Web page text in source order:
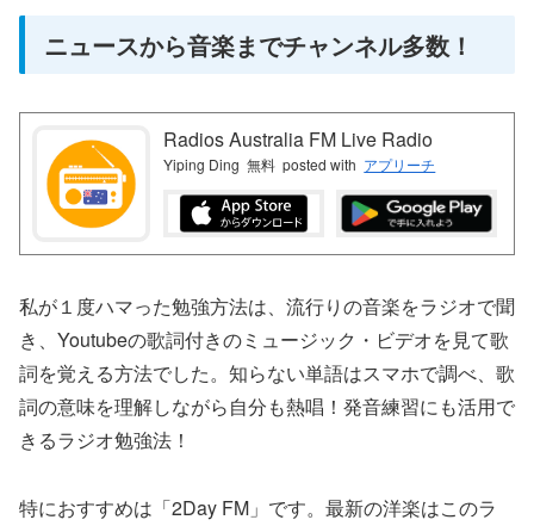
ニュースから音楽までチャンネル多数！
Radios Australia FM Live Radio
Yiping Ding 無料 posted with アプリーチ
私が１度ハマった勉強方法は、流行りの音楽をラジオで聞
き、Youtubeの歌詞付きのミュージック・ビデオを見て歌
詞を覚える方法でした。知らない単語はスマホで調べ、歌
詞の意味を理解しながら自分も熱唱！発音練習にも活用で
きるラジオ勉強法！
特におすすめは「2Day FM」です。最新の洋楽はこのラ